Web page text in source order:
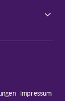
· Impressum